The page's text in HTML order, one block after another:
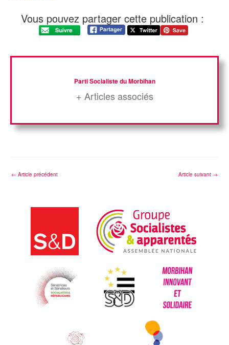
Vous pouvez partager cette publication :
Parti Socialiste du Morbihan
+ Articles associés
← Article précédent Article suivant →